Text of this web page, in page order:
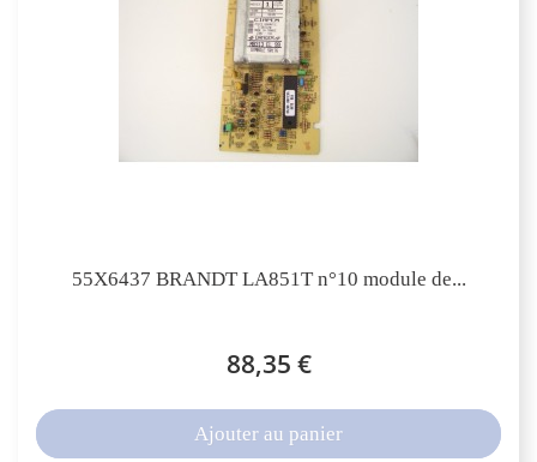
55X6437 BRANDT LA851T n°10 module de...
88,35 €
Ajouter au panier